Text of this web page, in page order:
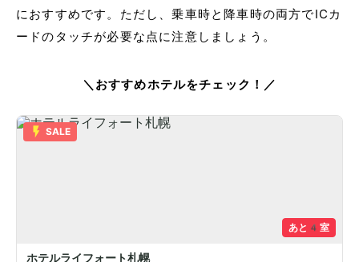
におすすめです。ただし、乗車時と降車時の両方でICカ
ードのタッチが必要な点に注意しましょう。
＼おすすめホテルをチェック！／